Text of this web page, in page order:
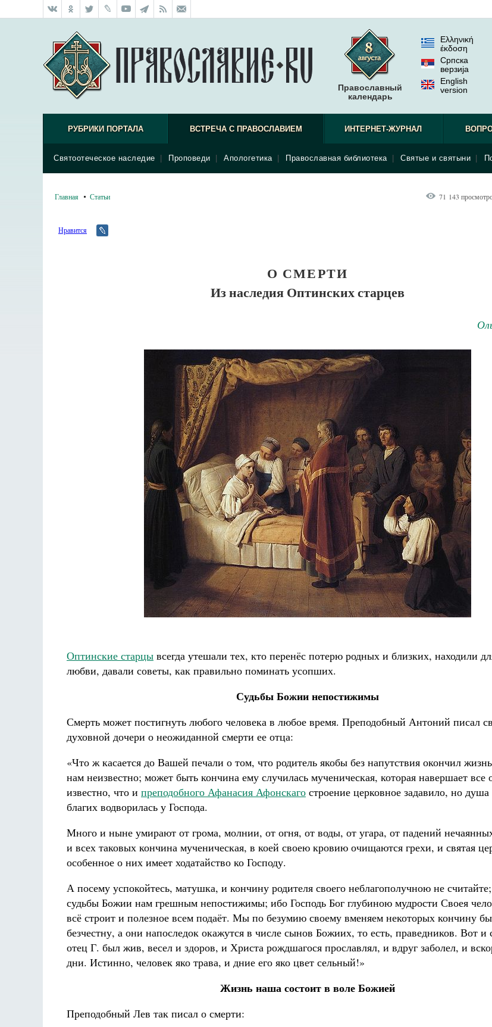
Православный
календарь
Ελληνική
έκδοση
Српска
верзиjа
English
version
РУБРИКИ ПОРТАЛА ВСТРЕЧА С ПРАВОСЛАВИЕМ
Святоотеческое наследие Проповеди Апологетика Православная библиотека Святые и святыни
ИНТЕРНЕТ-ЖУРНАЛ
Главная Статьи 71 143
Нравится
О СМЕРТИ
Из наследия Оптинских старцев
Оптинские старцы всегда утешали тех, кто перенёс потерю родных и близких, находили
любви, давали советы, как правильно поминать усопших.
Судьбы Божии непостижимы
Смерть может постигнуть любого человека в любое время. Преподобный Антоний писал
духовной дочери о неожиданной смерти ее отца:
«Что ж касается до Вашей печали о том, что родитель якобы без напутствия окончил
нам неизвестно; может быть кончина ему случилась мученическая, которая навершает все
известно, что и преподобного Афанасия Афонскаго строение церковное задавило, но душа
благих водворилась у Господа.
Много и ныне умирают от грома, молнии, от огня, от воды, от угара, от падений
и всех таковых кончина мученическая, в коей своею кровию очищаются грехи, и святая
особенное о них имеет ходатайство ко Господу.
А посему успокойтесь, матушка, и кончину родителя своего неблагополучною не
судьбы Божии нам грешным непостижимы; ибо Господь Бог глубиною мудрости Своея
всё строит и полезное всем подаёт. Мы по безумию своему вменяем некоторых кончину
безчестну, а они напоследок окажутся в числе сынов Божиих, то есть, праведников. Вот и
отец Г. был жив, весел и здоров, и Христа рождшагося прославлял, и вдруг заболел, и
дни. Истинно, человек яко трава, и дние его яко цвет сельный!»
Жизнь наша состоит в воле Божией
Преподобный Лев так писал о смерти:
Разлуки не будет
Фредерика де Грааф Как найти своё место в жизни
Кирилл Мурышев
Роман